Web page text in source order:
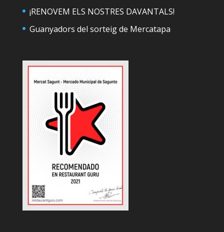
¡RENOVEM ELS NOSTRES DAVANTALS!
Guanyadors del sorteig de Mercatapa